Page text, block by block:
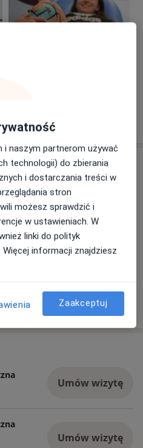
o doświadczeniu
Sosnowiec
iż otwieram nowy
z lekarzami dentystami.
przyjmować tylko
w obrębie jamy ustnej-
Umów wizytę
Umów wizytę
i naszym partnerom używać
technologii) do zbierania
i dostarczania treści w
stron
możesz sprawdzić i
w ustawieniach. W
linki do polityk
informacji znajdziesz
Zaakceptuj